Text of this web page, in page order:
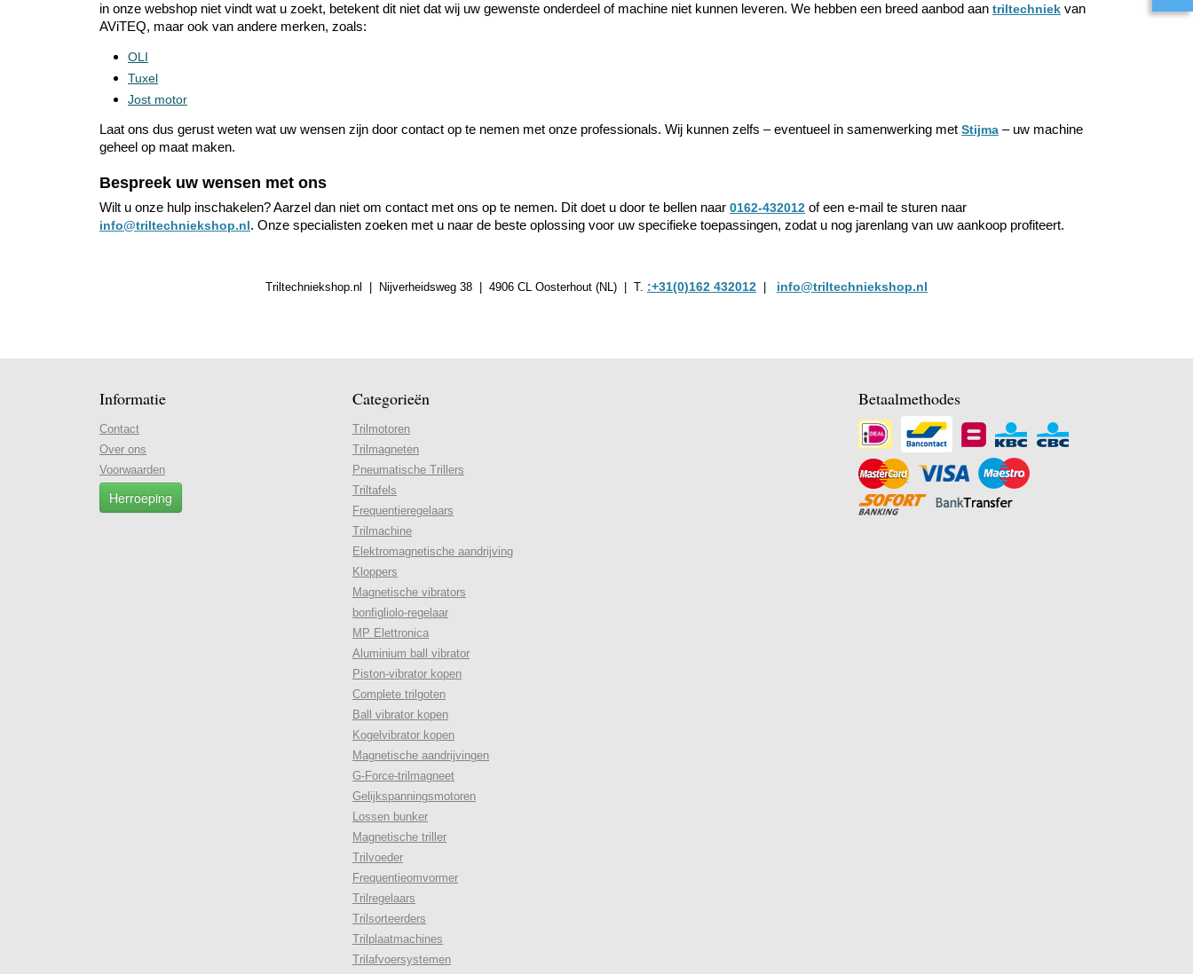
in onze webshop niet vindt wat u zoekt, betekent dit niet dat wij uw gewenste onderdeel of machine niet kunnen leveren. We hebben een breed aanbod aan triltechniek van
AViTEQ, maar ook van andere merken, zoals:
OLI
Tuxel
Jost motor
Laat ons dus gerust weten wat uw wensen zijn door contact op te nemen met onze professionals. Wij kunnen zelfs – eventueel in samenwerking met Stijma – uw machine
geheel op maat maken.
Bespreek uw wensen met ons
Wilt u onze hulp inschakelen? Aarzel dan niet om contact met ons op te nemen. Dit doet u door te bellen naar 0162-432012 of een e-mail te sturen naar
info@triltechniekshop.nl. Onze specialisten zoeken met u naar de beste oplossing voor uw specifieke toepassingen, zodat u nog jarenlang van uw aankoop profiteert.
Triltechniekshop.nl | Nijverheidsweg 38 | 4906 CL Oosterhout (NL) | T. :+31(0)162 432012 info@triltechniekshop.nl
Informatie
Contact
Over ons
Voorwaarden
Herroeping
Categorieën
Trilmotoren
Trilmagneten
Pneumatische Trillers
Triltafels
Frequentieregelaars
Trilmachine
Elektromagnetische aandrijving
Kloppers
Magnetische vibrators
bonfigliolo-regelaar
MP Elettronica
Aluminium ball vibrator
Piston-vibrator kopen
Complete trilgoten
Ball vibrator kopen
Kogelvibrator kopen
Magnetische aandrijvingen
G-Force-trilmagneet
Gelijkspanningsmotoren
Lossen bunker
Magnetische triller
Trilvoeder
Frequentieomvormer
Trilregelaars
Trilsorteerders
Trilplaatmachines
Trilafvoersystemen
Betaalmethodes